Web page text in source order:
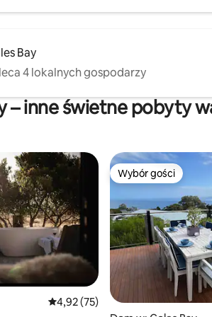
Bay
4 lokalnych gospodarzy
– inne świetne pobyty
Średnia ocena: 4,92 na 5, liczba
4,92 (75)
Wybór gości
Wybór gości